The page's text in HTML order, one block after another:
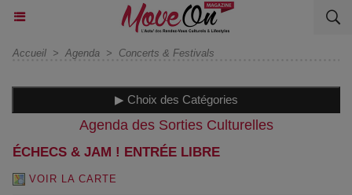
Accueil > Agenda > Concerts & Festivals
▶ Choix des Catégories
Agenda des Sorties Culturelles
ÉCHECS & JAM ! ENTRÉE LIBRE
VOIR LA CARTE